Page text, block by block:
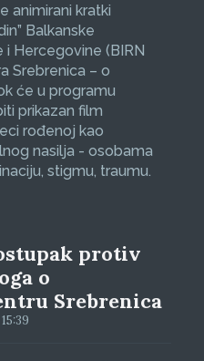
animirani kratki
Balkanske
i Hercegovine (BIRN
Srebrenica – o
će u programu
prikazan film
rođenoj kao
nasilja - osobama
stigmu, traumu.
protiv
o
Srebrenica